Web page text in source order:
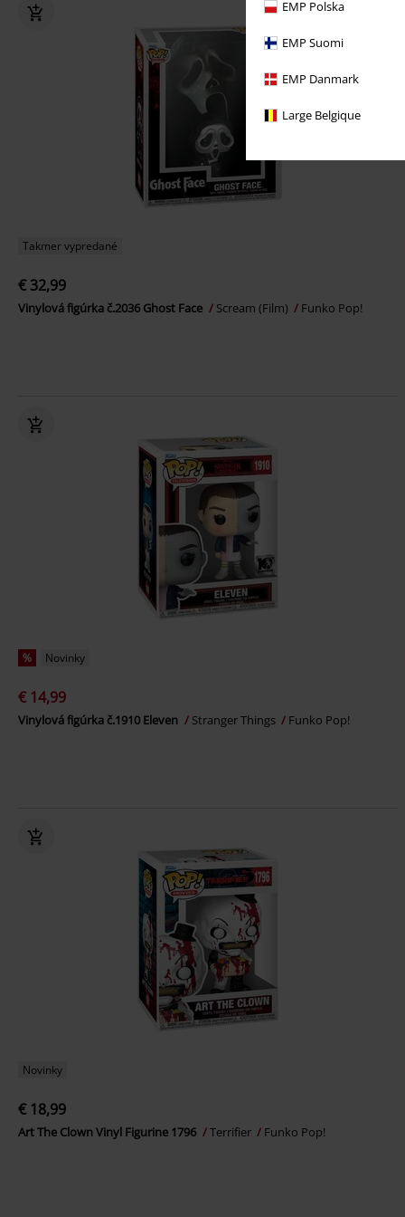
EMP Polska
EMP Suomi
EMP Danmark
Large Belgique
Takmer vypredané
€ 32,99
Vinylová figúrka č.2036 Ghost Face Scream (Film) Funko Pop!
% Novinky
€ 14,99
Vinylová figúrka č.1910 Eleven Stranger Things Funko Pop!
Novinky
€ 18,99
Art The Clown Vinyl Figurine 1796 Terrifier Funko Pop!